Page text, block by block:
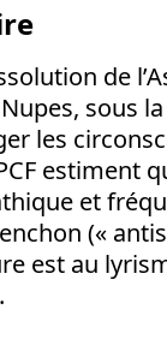
de
sous
les
estiment
et
(«
est au